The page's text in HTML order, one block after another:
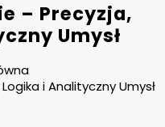
– Precyzja,
Umysł
i Analityczny Umysł